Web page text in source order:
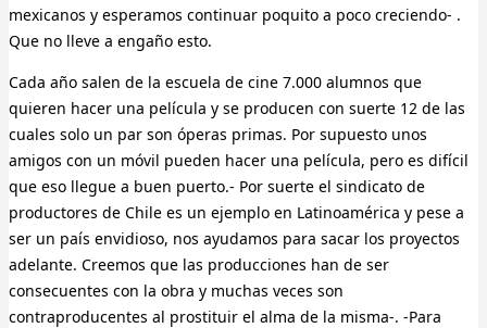
mexicanos y esperamos continuar poquito a poco creciendo- .
Que no lleve a engaño esto.
Cada año salen de la escuela de cine 7.000 alumnos que
quieren hacer una película y se producen con suerte 12 de las
cuales solo un par son óperas primas. Por supuesto unos
amigos con un móvil pueden hacer una película, pero es difícil
que eso llegue a buen puerto.- Por suerte el sindicato de
productores de Chile es un ejemplo en Latinoamérica y pese a
ser un país envidioso, nos ayudamos para sacar los proyectos
adelante. Creemos que las producciones han de ser
consecuentes con la obra y muchas veces son
contraproducentes al prostituir el alma de la misma-. -Para